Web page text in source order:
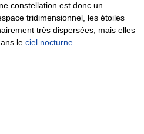
constellation est donc un
tridimensionnel, les étoiles
très dispersées, mais elles
le ciel nocturne